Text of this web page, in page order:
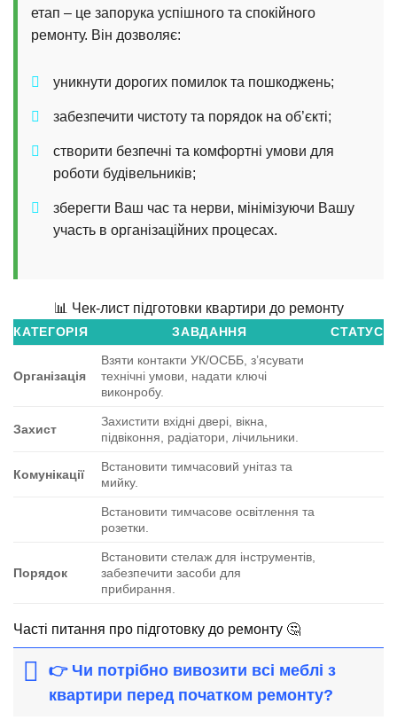
етап – це запорука успішного та спокійного
ремонту. Він дозволяє:
уникнути дорогих помилок та пошкоджень;
забезпечити чистоту та порядок на об’єкті;
створити безпечні та комфортні умови для
роботи будівельників;
зберегти Ваш час та нерви, мінімізуючи Вашу
участь в організаційних процесах.
📊 Чек-лист підготовки квартири до ремонту
КАТЕГОРІЯ ЗАВДАННЯ СТАТУС
Організація
Взяти контакти УК/ОСББ, з’ясувати
технічні умови, надати ключі
виконробу.
Захист
Захистити вхідні двері, вікна,
підвіконня, радіатори, лічильники.
Комунікації
Встановити тимчасовий унітаз та
мийку.
Встановити тимчасове освітлення та
розетки.
Порядок
Встановити стелаж для інструментів,
забезпечити засоби для
прибирання.
Часті питання про підготовку до ремонту 🤔
👉 Чи потрібно вивозити всі меблі з
квартири перед початком ремонту?